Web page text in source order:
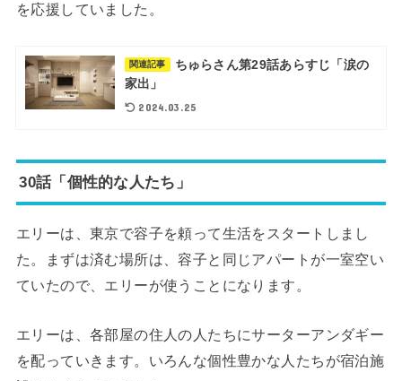
を応援していました。
関連記事
ちゅらさん第29話あらすじ「涙の
家出」
2024.03.25
30話「個性的な人たち」
エリーは、東京で容子を頼って生活をスタートしまし
た。まずは済む場所は、容子と同じアパートが一室空い
ていたので、エリーが使うことになります。
エリーは、各部屋の住人の人たちにサーターアンダギー
を配っていきます。いろんな個性豊かな人たちが宿泊施